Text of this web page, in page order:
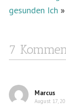
gesunden Ich »
7
Marcus
August 17,